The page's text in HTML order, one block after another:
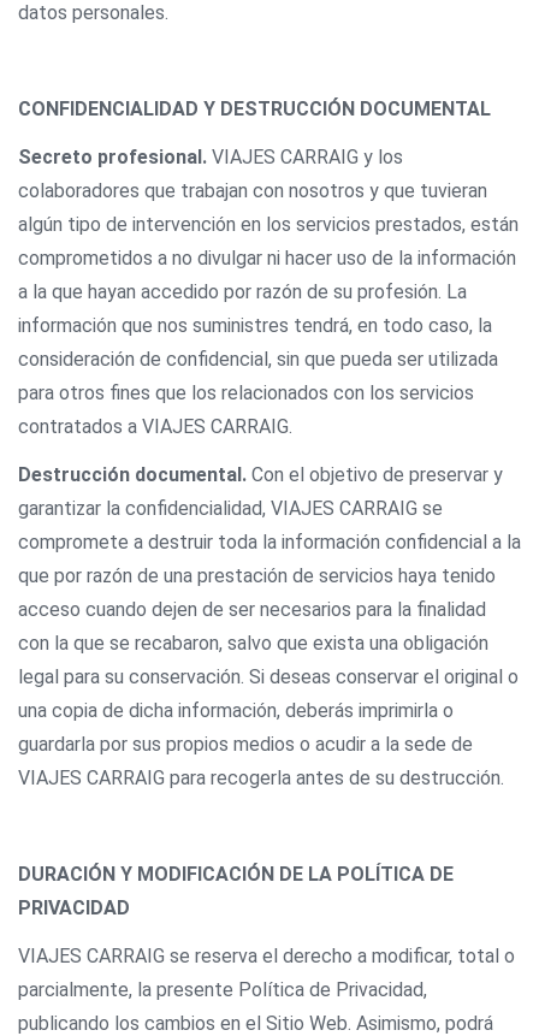
datos personales.
CONFIDENCIALIDAD Y DESTRUCCIÓN DOCUMENTAL
Secreto profesional. VIAJES CARRAIG y los
colaboradores que trabajan con nosotros y que tuvieran
algún tipo de intervención en los servicios prestados, están
comprometidos a no divulgar ni hacer uso de la información
a la que hayan accedido por razón de su profesión. La
información que nos suministres tendrá, en todo caso, la
consideración de confidencial, sin que pueda ser utilizada
para otros fines que los relacionados con los servicios
contratados a VIAJES CARRAIG.
Destrucción documental. Con el objetivo de preservar y
garantizar la confidencialidad, VIAJES CARRAIG se
compromete a destruir toda la información confidencial a la
que por razón de una prestación de servicios haya tenido
acceso cuando dejen de ser necesarios para la finalidad
con la que se recabaron, salvo que exista una obligación
legal para su conservación. Si deseas conservar el original o
una copia de dicha información, deberás imprimirla o
guardarla por sus propios medios o acudir a la sede de
VIAJES CARRAIG para recogerla antes de su destrucción.
DURACIÓN Y MODIFICACIÓN DE LA POLÍTICA DE
PRIVACIDAD
VIAJES CARRAIG se reserva el derecho a modificar, total o
parcialmente, la presente Política de Privacidad,
publicando los cambios en el Sitio Web. Asimismo, podrá